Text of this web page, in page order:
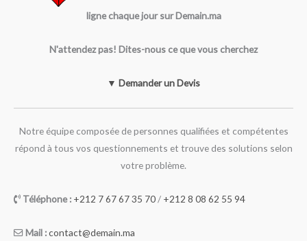
ligne chaque jour sur Demain.ma
N'attendez pas! Dites-nous ce que vous cherchez
▼ Demander un Devis
Notre équipe composée de personnes qualifiées et compétentes
répond à tous vos questionnements et trouve des solutions selon
votre problème.
Téléphone : +212 7 67 67 35 70/ +212 8 08 62 55 94
Mail :contact@demain.ma